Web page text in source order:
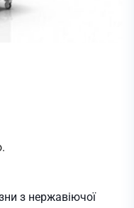
з нержавіючої